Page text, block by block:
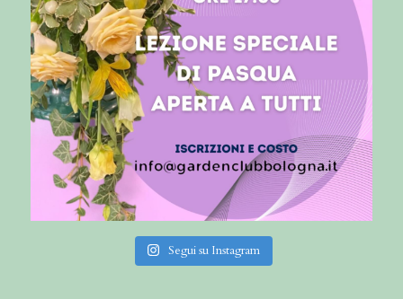
Segui su Instagram